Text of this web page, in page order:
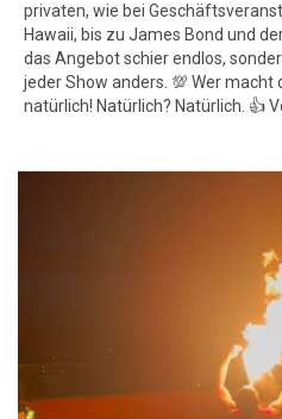
privaten, wie bei
Hawaii, bis zu James Bond und
das Angebot schier endlos,
jeder Show anders. 💯 Wer macht
natürlich! Natürlich? Natürlich. 👍